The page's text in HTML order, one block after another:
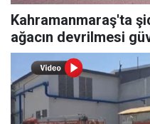
Kahramanmaraş'ta
ağacın devrilmesi